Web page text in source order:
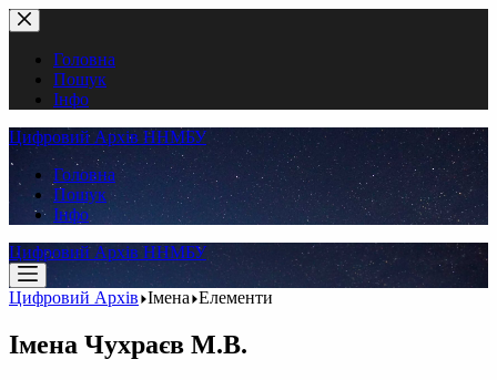
Перейти
до
вмістуГоловна
Пошук
Інфо
Цифровий Архів ННМБУ
Головна
Пошук
Інфо
Цифровий Архів ННМБУ
Цифровий Архів Імена Елементи
Імена Чухраєв М.В.